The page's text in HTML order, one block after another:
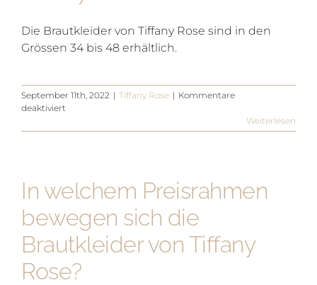
Die Brautkleider von Tiffany Rose sind in den
Grössen 34 bis 48 erhältlich.
September 11th, 2022 | Tiffany Rose | Kommentare
deaktiviert
Grössen
Rose
erhältlich?
Weiterlesen
In welchem Preisrahmen
bewegen sich die
Brautkleider von Tiffany
Rose?